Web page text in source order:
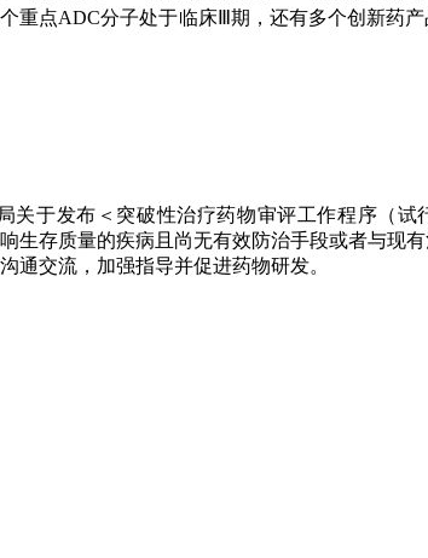
重点ADC分子处于临床Ⅲ期，还有多个创新药
于发布＜突破性治疗药物审评工作程序（试
生存质量的疾病且尚无有效防治手段或者与现
通交流，加强指导并促进药物研发。